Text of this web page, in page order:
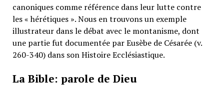
canoniques comme référence dans leur lutte contre
les « hérétiques ». Nous en trouvons un exemple
illustrateur dans le débat avec le montanisme, dont
une partie fut documentée par Eusèbe de Césarée (v.
260-340) dans son Histoire Ecclésiastique.
La Bible: parole de Dieu